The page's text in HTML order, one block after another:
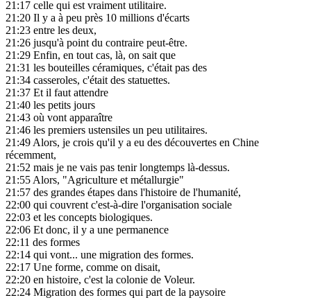
21:17 celle qui est vraiment utilitaire.
21:20 Il y a à peu près 10 millions d'écarts
21:23 entre les deux,
21:26 jusqu'à point du contraire peut-être.
21:29 Enfin, en tout cas, là, on sait que
21:31 les bouteilles céramiques, c'était pas des
21:34 casseroles, c'était des statuettes.
21:37 Et il faut attendre
21:40 les petits jours
21:43 où vont apparaître
21:46 les premiers ustensiles un peu utilitaires.
21:49Alors, je crois qu'il y a eu des découvertes en Chine
récemment,
21:52 mais je ne vais pas tenir longtemps là-dessus.
21:55Alors, "Agriculture et métallurgie"
21:57 des grandes étapes dans l'histoire de l'humanité,
22:00 qui couvrent c'est-à-dire l'organisation sociale
22:03 et les concepts biologiques.
22:06 Et donc, il y a une permanence
22:11 des formes
22:14 qui vont... une migration des formes.
22:17 Une forme, comme on disait,
22:20 en histoire, c'est la colonie de Voleur.
22:24 Migration des formes qui part de la paysoire